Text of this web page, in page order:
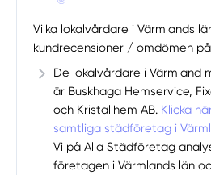
Vilka lokalvårdare i Värmlands
kundrecensioner / omdömen
De lokalvårdare i Värmland
är Buskhaga Hemservice,
och Kristallhem AB. Klicka
samtliga städföretag i
Vi på Alla Städföretag
företagen i Värmlands län